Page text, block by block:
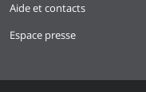
Aide et contacts
Espace presse